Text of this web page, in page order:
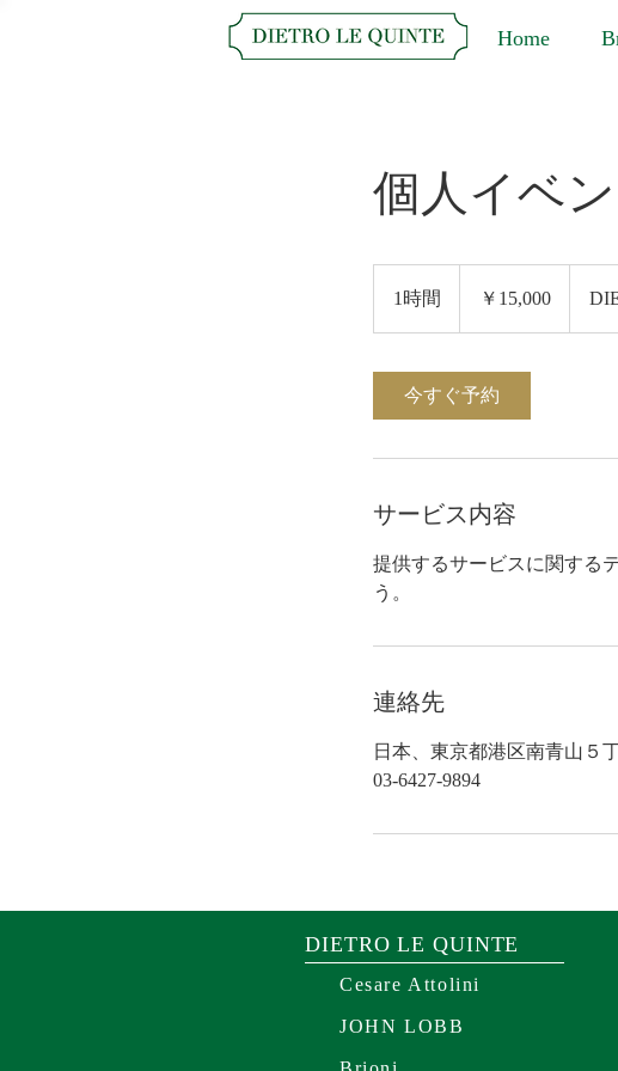
Home
個人イベン
1時間 ￥15,000
今すぐ予約
サービス内容
提供するサービスに関する
う。
連絡先
日本、東京都港区南青山５
03‐6427‐9894
DIETRO LE QUINTE
Cesare Attolini
JOHN LOBB